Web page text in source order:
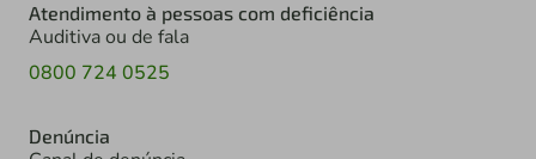
Atendimento à pessoas com deficiência
Auditiva ou de fala
0800 724 0525
Denúncia